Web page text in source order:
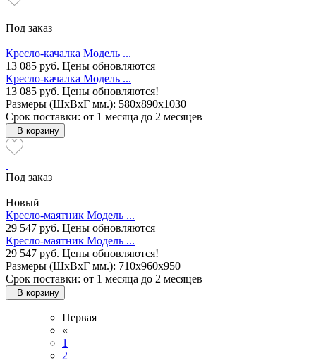
Под заказ
Кресло-качалка Модель ...
13 085 руб. Цены обновляются
Кресло-качалка Модель ...
13 085 руб. Цены обновляются!
Размеры (ШxВxГ мм.): 580x890x1030
Срок поставки: от 1 месяца до 2 месяцев
В корзину
Под заказ
Новый
Кресло-маятник Модель ...
29 547 руб. Цены обновляются
Кресло-маятник Модель ...
29 547 руб. Цены обновляются!
Размеры (ШxВxГ мм.): 710x960x950
Срок поставки: от 1 месяца до 2 месяцев
В корзину
Первая
«
1
2